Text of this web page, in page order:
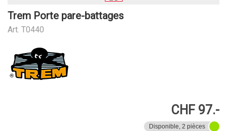
Trem Porte pare-battages
Art. T0440
CHF 97.-
Disponible, 2 pièces